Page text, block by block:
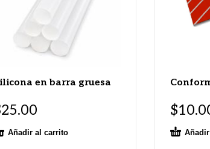
en barra gruesa
25.00
Añadir al carrito
$